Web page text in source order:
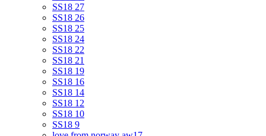
SS18 27
SS18 26
SS18 25
SS18 24
SS18 22
SS18 21
SS18 19
SS18 16
SS18 14
SS18 12
SS18 10
SS18 9